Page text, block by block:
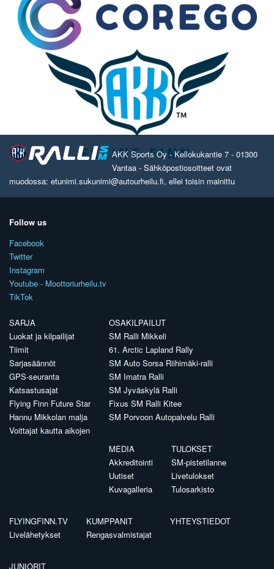
AKK Sports Oy - Kellokukantie 7 - 01300
Vantaa - Sähköpostiosoitteet ovat
muodossa: etunimi.sukunimi@autourheilu.fi, ellei toisin mainittu
Follow us
Facebook
Twitter
Instagram
Youtube - Moottoriurheilu.tv
TikTok
SARJA
Luokat ja kilpailijat
Tiimit
Sarjasäännöt
GPS-seuranta
Katsastusajat
Flying Finn Future Star
Hannu Mikkolan malja
Voittajat kautta aikojen
OSAKILPAILUT
SM Ralli Mikkeli
61. Arctic Lapland Rally
SM Auto Sorsa Riihimäki-ralli
SM Imatra Ralli
SM Jyväskylä Ralli
Fixus SM Ralli Kitee
SM Porvoon Autopalvelu Ralli
MEDIA
Akkreditointi
Uutiset
Kuvagalleria
TULOKSET
SM-pistetilanne
Livetulokset
Tulosarkisto
FLYINGFINN.TV
Livelähetykset
KUMPPANIT
Rengasvalmistajat
YHTEYSTIEDOT
JUNIORIT